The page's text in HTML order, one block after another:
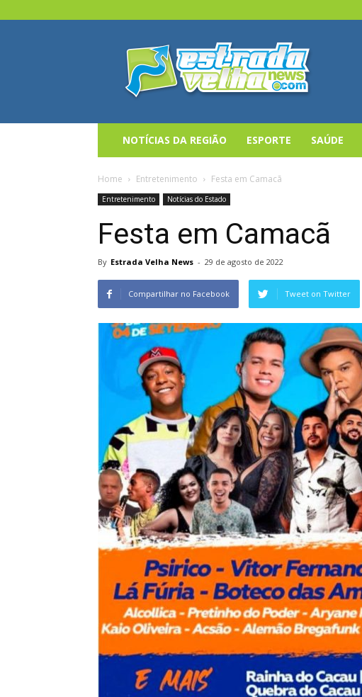
Estrada
Velha
News
NOTÍCIAS DA REGIÃO ESPORTE SAÚDE
Home Entretenimento Festa em Camacã
Entretenimento Notícias do Estado
Festa em Camacã
By Estrada Velha News - 29 de agosto de 2022
Compartilhar no Facebook Tweet on Twitter